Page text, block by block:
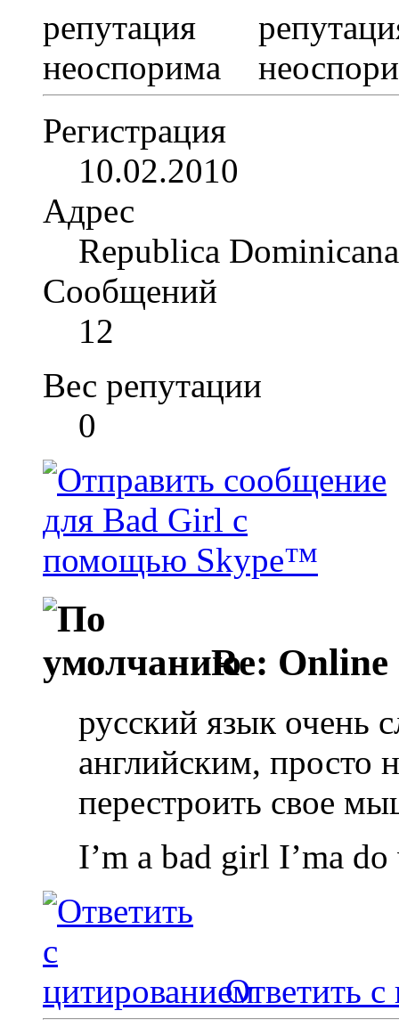
Регистрация
10.02.2010
Адрес
Republica
Сообщений
12
Вес репутации
0
Re: Online
русский язык очень
английским, просто
перестроить свое
I’m a bad girl I’ma
Ответить с